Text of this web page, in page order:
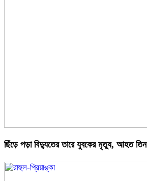
ছিঁড়ে পড়া বিদ্যুতের তারে যুবকের মৃত্যু, আহত তিন